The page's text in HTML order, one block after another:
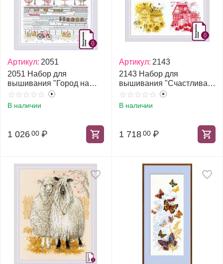
Артикул: 2051
2051 Набор для
вышивания "Город на
воде"
В наличии
1 026 00 ₽
Артикул: 2143
2143 Набор для
вышивания "Счастливая
улица"
В наличии
1 718 00 ₽